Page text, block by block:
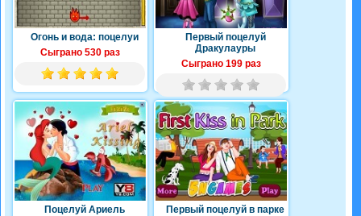
Огонь и вода: поцелуи
Сыграно 530 раз
Первый поцелуй
Дракулауры
Сыграно 199 раз
Поцелуй Ариель
Первый поцелуй в парке